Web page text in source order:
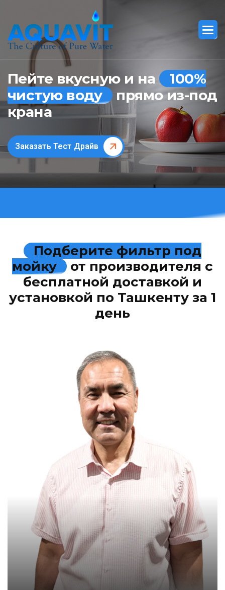
Пейте вкусную и на
100%
чистую воду прямо из-под
крана
Заказать Тест Драйв
Подберите фильтр под
мойку
от производителя с
бесплатной доставкой и
установкой по Ташкенту за 1
день